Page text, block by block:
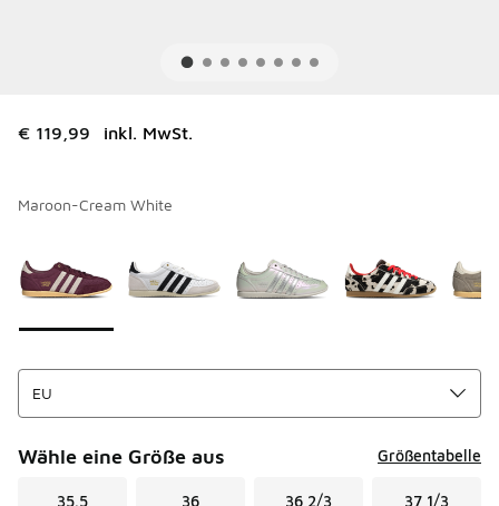
€ 119,99 inkl. MwSt.
Maroon-Cream White
Wähle eine Größe aus Größentabelle
35.5 36 36 2/3 37 1/3